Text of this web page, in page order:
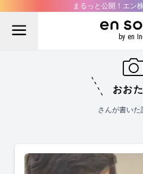
まるっと公開！エン
by en
おお
さんが書いた